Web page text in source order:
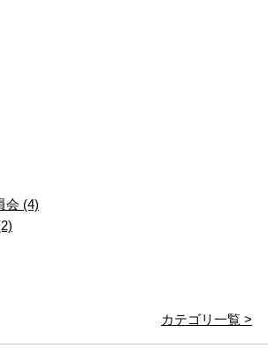
会 (4)
カテゴリ一覧 >